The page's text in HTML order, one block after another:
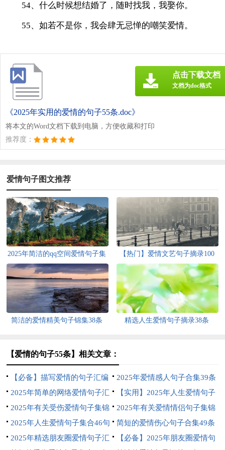
54、什么时候想结婚了，随时找我，我娶你。
55、如若不是你，我会肆无忌惮的嘲笑爱情。
《2025年实用的爱情的句子55条.doc》
将本文的Word文档下载到电脑，方便收藏和打印
推荐度：
点击下载文档
文档为doc格式
爱情句子图文推荐
2025年简洁的qq空间爱情句子集
合75条
【热门】爱情文艺句子摘录100
句
简洁的爱情精美句子锦集38条 精选人生爱情句子摘录38条
【爱情的句子55条】相关文章：
【必备】描写爱情的句子汇编
65条
2025年爱情感人句子合集39条
2025年简单的网络爱情句子汇
编88句
【实用】2025年人生爱情句子
集锦85句
2025年有关受伤爱情句子集锦
49条
2025年有关爱情情侣句子集锦
85条
2025年人生爱情句子集合46句
简短的爱情伤心句子合集49条
2025年精选朋友圈爱情句子汇
【必备】2025年朋友圈爱情句